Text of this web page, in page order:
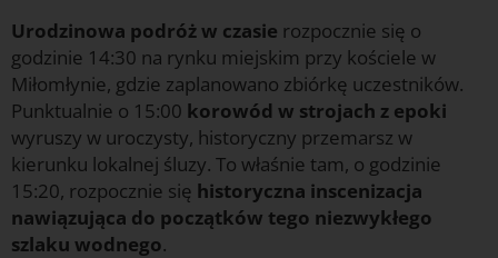
Urodzinowa podróż w czasie rozpocznie się o
godzinie 14:30 na rynku miejskim przy kościele w
Miłomłynie, gdzie zaplanowano zbiórkę uczestników.
Punktualnie o 15:00 korowód w strojach z epoki
wyruszy w uroczysty, historyczny przemarsz w
kierunku lokalnej śluzy. To właśnie tam, o godzinie
15:20, rozpocznie się historyczna inscenizacja
nawiązująca do początków tego niezwykłego
szlaku wodnego.